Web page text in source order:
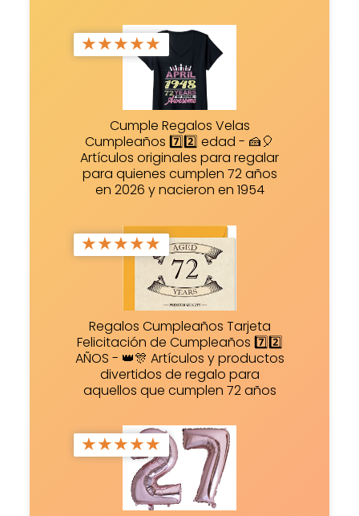
★★★★★
Cumple Regalos Velas
Cumpleaños 7️⃣2️⃣ edad - 🍰🎈
Artículos originales para regalar
para quienes cumplen 72 años
en 2026 y nacieron en 1954
★★★★★
Regalos Cumpleaños Tarjeta
Felicitación de Cumpleaños 7️⃣2️⃣
AÑOS - 👑🎊 Artículos y productos
divertidos de regalo para
aquellos que cumplen 72 años
★★★★★